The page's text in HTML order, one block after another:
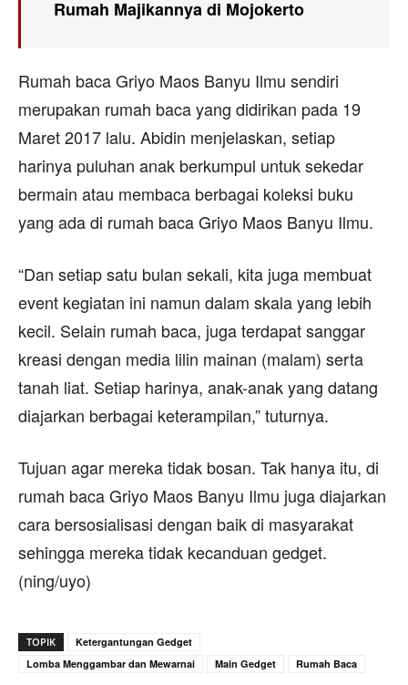
Rumah Majikannya di Mojokerto
Rumah baca Griyo Maos Banyu Ilmu sendiri
merupakan rumah baca yang didirikan pada 19
Maret 2017 lalu. Abidin menjelaskan, setiap
harinya puluhan anak berkumpul untuk sekedar
bermain atau membaca berbagai koleksi buku
yang ada di rumah baca Griyo Maos Banyu Ilmu.
“Dan setiap satu bulan sekali, kita juga membuat
event kegiatan ini namun dalam skala yang lebih
kecil. Selain rumah baca, juga terdapat sanggar
kreasi dengan media lilin mainan (malam) serta
tanah liat. Setiap harinya, anak-anak yang datang
diajarkan berbagai keterampilan,” tuturnya.
Tujuan agar mereka tidak bosan. Tak hanya itu, di
rumah baca Griyo Maos Banyu Ilmu juga diajarkan
cara bersosialisasi dengan baik di masyarakat
sehingga mereka tidak kecanduan gedget.
(ning/uyo)
TOPIK
Ketergantungan Gedget
Lomba Menggambar dan Mewarnai
Main Gedget Rumah Baca